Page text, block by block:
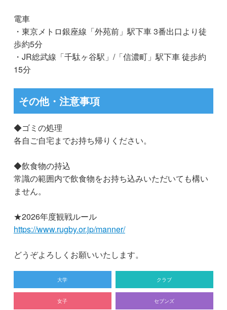
電車
・東京メトロ銀座線「外苑前」駅下⾞ 3番出⼝より徒
歩約5分
・JR総武線「千駄ヶ⾕駅」/「信濃町」駅下⾞ 徒歩約
15分
その他・注意事項
◆ゴミの処理
各自ご自宅までお持ち帰りください。
◆飲食物の持込
常識の範囲内で飲食物をお持ち込みいただいても構い
ません。
★2026年度観戦ルール
https://www.rugby.or.jp/manner/
どうぞよろしくお願いいたします。
大学 クラブ
女子 セブンズ